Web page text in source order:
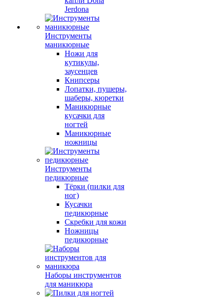
Jerdona
Инструменты
маникюрные
Ножи для
кутикулы,
заусенцев
Книпсеры
Лопатки, пушеры,
шаберы, кюретки
Маникюрные
кусачки для
ногтей
Маникюрные
ножницы
Инструменты
педикюрные
Тёрки (пилки для
ног)
Кусачки
педикюрные
Скребки для кожи
Ножницы
педикюрные
Наборы инструментов
для маникюра